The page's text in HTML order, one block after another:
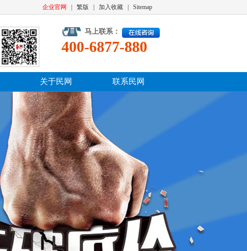
企业官网 繁版 加入收藏 Sitemap
马上联系：
400-6877-880
关于民网 联系民网